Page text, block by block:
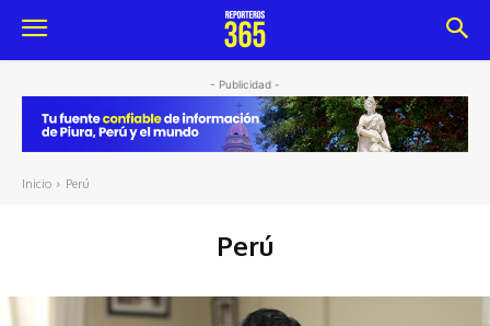
- Publicidad -
Inicio Perú
Perú